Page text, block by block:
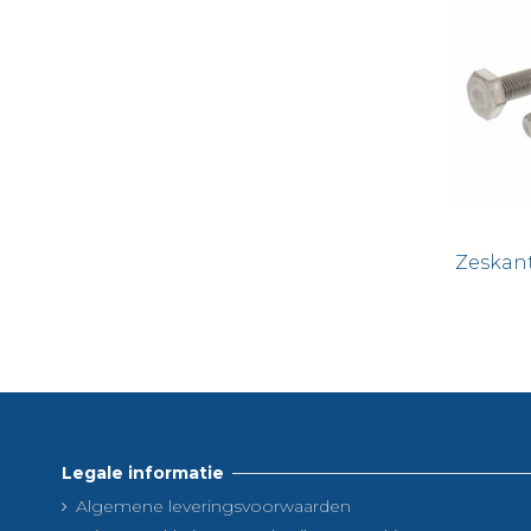
Legale informatie
Algemene leveringsvoorwaarden